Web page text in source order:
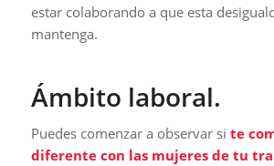
estar colaborando a que esta
mantenga.
Ámbito laboral.
Puedes comenzar a observar si te
diferente con las mujeres de tu